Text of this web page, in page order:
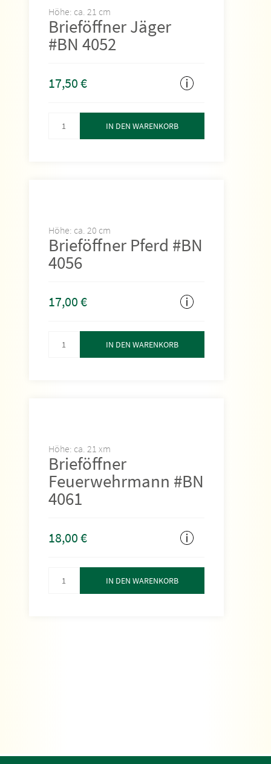
Höhe: ca. 21 cm
Brieföffner Jäger
#BN 4052
17,50€
IN DEN WARENKORB
Höhe: ca. 20 cm
Brieföffner Pferd #BN
4056
17,00€
IN DEN WARENKORB
Höhe: ca. 21 xm
Brieföffner
Feuerwehrmann #BN
4061
18,00€
IN DEN WARENKORB